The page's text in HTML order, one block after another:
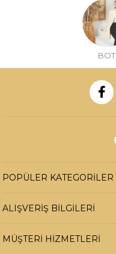
BOT
POPÜLER KATEGORİLER
ALIŞVERİŞ BİLGİLERİ
MÜŞTERİ HİZMETLERİ